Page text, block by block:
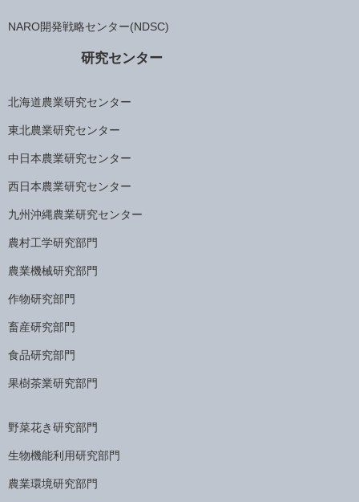
NARO開発戦略センター(NDSC)
研究センター
北海道農業研究センター
東北農業研究センター
中日本農業研究センター
西日本農業研究センター
九州沖縄農業研究センター
農村工学研究部門
農業機械研究部門
作物研究部門
畜産研究部門
食品研究部門
果樹茶業研究部門
野菜花き研究部門
生物機能利用研究部門
農業環境研究部門